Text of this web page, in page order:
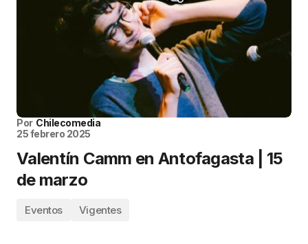
Por Chilecomedia
25 febrero 2025
Valentín Camm en Antofagasta | 15
de marzo
Eventos Vigentes